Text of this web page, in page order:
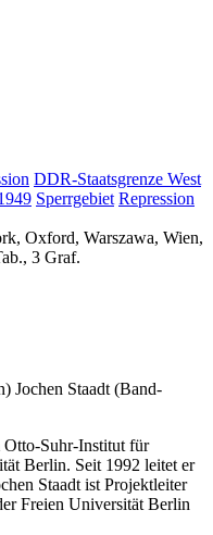
DDR-Staatsgrenze West
Sperrgebiet Repression
Oxford, Warszawa, Wien,
3 Graf.
Jochen Staadt (Band-
Otto-Suhr-Institut für
Berlin. Seit 1992 leitet er
Staadt ist Projektleiter
Freien Universität Berlin